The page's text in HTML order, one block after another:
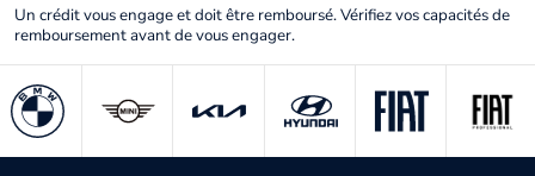
Un crédit vous engage et doit être remboursé. Vérifiez vos capacités de
remboursement avant de vous engager.